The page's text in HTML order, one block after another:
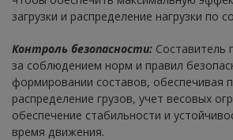
загрузки и распределение нагрузки по
Контроль безопасности: Составитель
за соблюдением норм и правил
формировании составов, обеспечивая
распределение грузов, учет весовых
обеспечение стабильности и
время движения.